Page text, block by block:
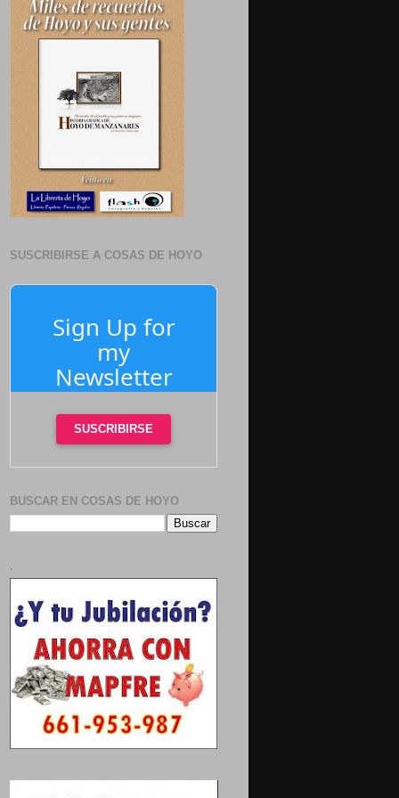
SUSCRIBIRSE A COSAS DE HOYO
Sign Up for
my
Newsletter
SUSCRIBIRSE
BUSCAR EN COSAS DE HOYO
.